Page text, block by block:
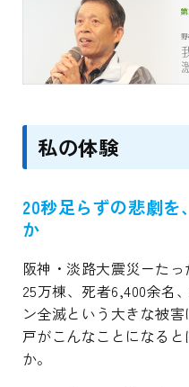
私の体験
20秒足らずの悲劇を
か
阪神・淡路大震災－た
25万棟、死者6,400余名
ン全滅という大きな被
戸がこんなことになる
か。